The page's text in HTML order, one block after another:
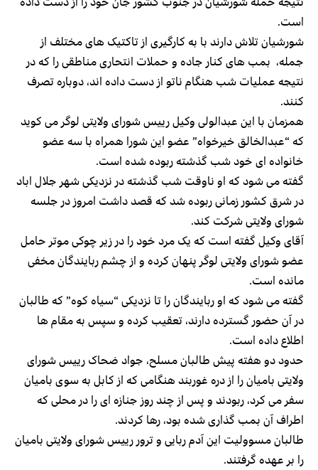
است.
شورشیان تلاش دارند با به کارگیری از تاکتیک های مختلف از
جمله، بمب های کنار جاده و حملات انتحاری مناطقی را که در
نتیجه عملیات شب هنگام ناتو از دست داده اند، دوباره تصرف
کنند.
همزمان با این عبدالولی وکیل رییس شورای ولایتی لوگر می کوید
که “عبدالخالق خیرخواه” عضو این شورا همراه با سه عضو
خانواده ای خود شب گذشته ربوده شده است.
گفته می شود که او ناوقت شب گذشته در نزدیکی شهر جلال اباد
در شرق کشور زمانی ربوده شد که قصد داشت امروز در جلسه
شورای ولایتی شرکت کند.
آقای وکیل گفته است که یک مرد خود را در زیر چوکی موتر حامل
عضو شورای ولایتی لوگر پنهان کرده و از چشم ربایندگان مخفی
مانده است.
گفته می شود که او ربایندگان را تا نزدیکی “سیاه کوه” که طالبان
در آن حضور گسترده دارند، تعقیب کرده و سپس به مقام ها
اطلاع داده است.
حدود دو هفته پیش طالبان مسلح، جواد ضحاک رییس شورای
ولایتی بامیان را از دره غوربند هنگامی که از کابل به سوی بامیان
سفر می کرد، ربودند و پس از چند روز جنازه ای را در محلی که
اطراف آن بمب گذاری شده بود، رها کردند.
طالبان مسوولیت این آدم ربایی و ترور رییس شورای ولایتی بامیان
را بر عهده گرفتند.